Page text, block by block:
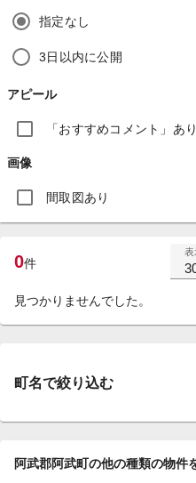
指定なし
3日以内に公開
アピール
「おすすめコメント」あり
画像
間取図あり
0件
表
見つかりませんでした。
町名で絞り込む
阿武郡阿武町の他の種類の物件